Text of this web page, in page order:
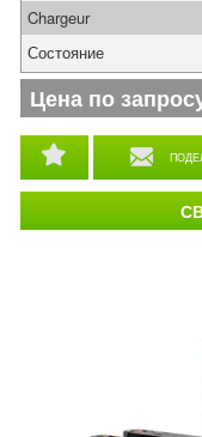
Chargeur
Состояние
Цена по